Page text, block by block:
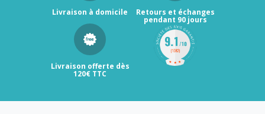
Livraison à domicile Retours et échanges
pendant 90 jours
Livraison offerte dès
120€ TTC